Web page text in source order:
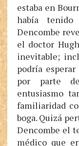
estaba en
había
Dencombe
el doctor
inevitable;
podría
por parte
entusiasmo
familiaridad
boga. Quizá
Dencombe el
médico que